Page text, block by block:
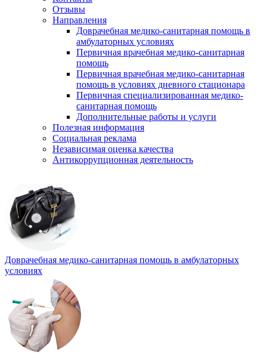
Отзывы
Направления
Доврачебная медико-санитарная помощь в
амбулаторных условиях
Первичная врачебная медико-санитарная
помощь
Первичная врачебная медико-санитарная
помощь в условиях дневного стационара
Первичная специализированная медико-
санитарная помощь
Дополнительные работы и услуги
Полезная информация
Социальная реклама
Независимая оценка качества
Антикоррупционная деятельность
Доврачебная медико-санитарная помощь в амбулаторных
условиях